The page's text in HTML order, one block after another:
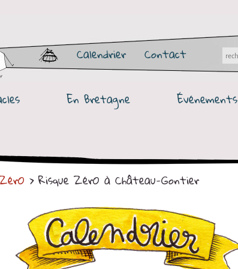
Calendrier Contact
En Bretagne Événements
> Risque ZérO à Château-Gontier